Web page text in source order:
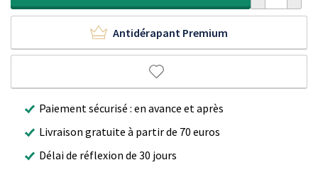
Antidérapant Premium
Paiement sécurisé : en avance et après
Livraison gratuite à partir de 70 euros
Délai de réflexion de 30 jours